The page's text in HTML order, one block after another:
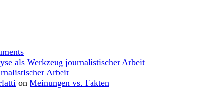
als Werkzeug journalistischer Arbeit
Arbeit
on Meinungen vs. Fakten